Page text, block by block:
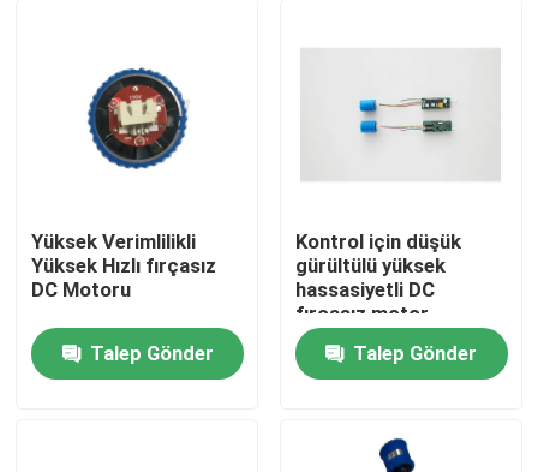
Yüksek Verimlilikli
Yüksek Hızlı fırçasız
DC Motoru
Talep Gönder
Kontrol için düşük
gürültülü yüksek
hassasiyetli DC
fırçasız motor
Talep Gönder